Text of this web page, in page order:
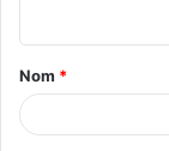
Nom *